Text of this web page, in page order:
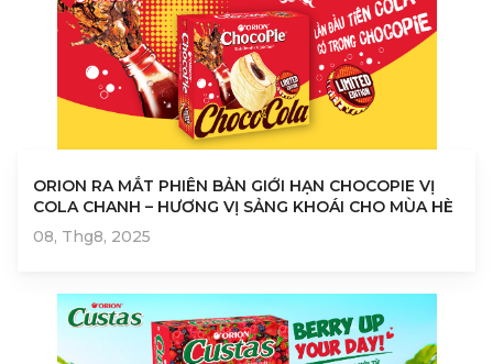
ORION RA MẮT PHIÊN BẢN GIỚI HẠN CHOCOPIE VỊ
COLA CHANH – HƯƠNG VỊ SẢNG KHOÁI CHO MÙA HÈ
08, Thg8, 2025